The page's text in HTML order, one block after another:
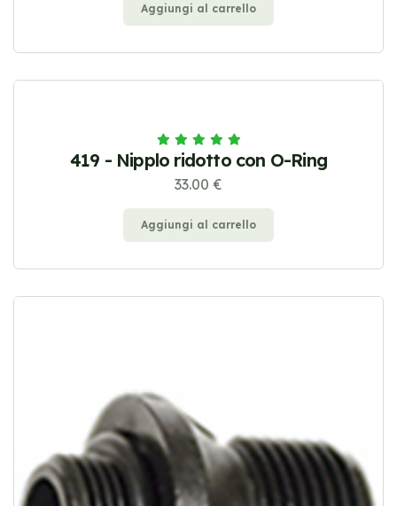
Aggiungi al carrello
419 - Nipplo ridotto con O-Ring
33.00 €
Aggiungi al carrello